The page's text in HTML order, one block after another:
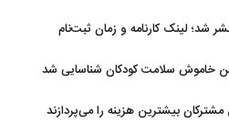
شد؛ لینک کارنامه و زمان ثبت‌نام
بیشترین هزینه را می‌پردازند